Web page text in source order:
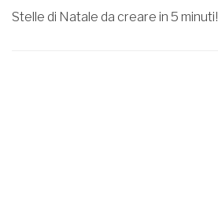
Stelle di Natale da creare in 5 minuti!